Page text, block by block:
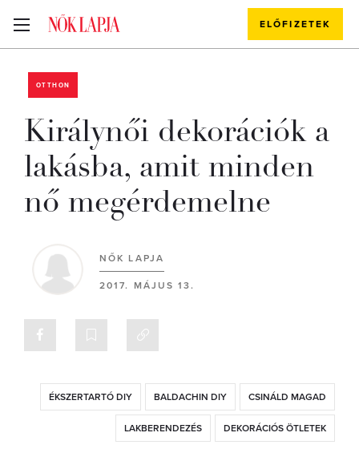
ELŐFIZETEK
OTTHON
Királynői dekorációk a
lakásba, amit minden
nő megérdemelne
NŐK LAPJA
2017. MÁJUS 13.
ÉKSZERTARTÓ DIY BALDACHIN DIY CSINÁLD MAGAD
LAKBERENDEZÉS DEKORÁCIÓS ÖTLETEK